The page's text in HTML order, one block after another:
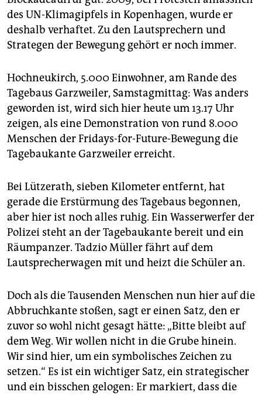
überwiegend zurückhaltend gegen die Aktionen vor.
Zwar unterband sie am Freitag und Samstag einigen
Gruppen die Anreise zum Tagebau Garzweiler.
Gleichzeitig sah sie laut eigener Aussage in den
Strafverfolgung ab. Letzte Blockaden rund um den
Tagebau Garzweiler wurden am Sonntag beendet. Zu
den Zahlen der Festgenommenen konnte die Polizei
bis zum Redaktionsschluss noch keine Angaben
machen.(epd, taz)
des UN-Klimagipfels in Kopenhagen, wurde er
deshalb verhaftet. Zu den Lautsprechern und
Strategen der Bewegung gehört er noch immer.
Hochneukirch, 5.000 Einwohner, am Rande des
Tagebaus Garzweiler, Samstagmittag: Was anders
geworden ist, wird sich hier heute um 13.17 Uhr
zeigen, als eine Demonstration von rund 8.000
Menschen der Fridays-for-Future-Bewegung die
Tagebaukante Garzweiler erreicht.
Bei Lützerath, sieben Kilometer entfernt, hat
gerade die Erstürmung des Tagebaus begonnen,
aber hier ist noch alles ruhig. Ein Wasserwerfer der
Polizei steht an der Tagebaukante bereit und ein
Räumpanzer. Tadzio Müller fährt auf dem
Lautsprecherwagen mit und heizt die Schüler an.
Doch als die Tausenden Menschen nun hier auf die
Abbruchkante stoßen, sagt er einen Satz, den er
zuvor so wohl nicht gesagt hätte: „Bitte bleibt auf
dem Weg. Wir wollen nicht in die Grube hinein.
Wir sind hier, um ein symbolisches Zeichen zu
setzen.“ Es ist ein wichtiger Satz, ein strategischer
und ein bisschen gelogen: Er markiert, dass die